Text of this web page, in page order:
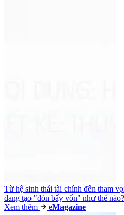
Từ hệ sinh thái tài chính đến tham
đang tạo "đòn bẩy vốn" như thế nào?
Xem thêm
eMagazine